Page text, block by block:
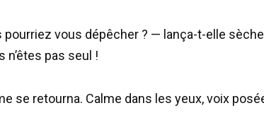
pourriez vous dépêcher ? — lança-t-elle
n’êtes pas seul !
se retourna. Calme dans les yeux, voix